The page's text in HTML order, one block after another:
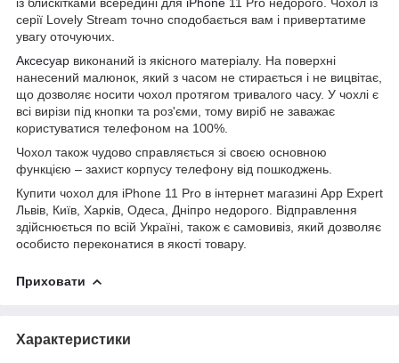
серії Lovely Stream точно сподобається вам і привертатиме
увагу оточуючих.
Аксесуар виконаний із якісного матеріалу. На поверхні
нанесений малюнок, який з часом не стирається і не вицвітає,
що дозволяє носити чохол протягом тривалого часу. У чохлі є
всі вирізи під кнопки та роз'єми, тому виріб не заважає
користуватися телефоном на 100%.
Чохол також чудово справляється зі своєю основною
функцією – захист корпусу телефону від пошкоджень.
Купити чохол для iPhone 11 Pro в інтернет магазині App Expert
Львів, Київ, Харків, Одеса, Дніпро недорого. Відправлення
здійснюється по всій Україні, також є самовивіз, який дозволяє
особисто переконатися в якості товару.
Приховати
Характеристики